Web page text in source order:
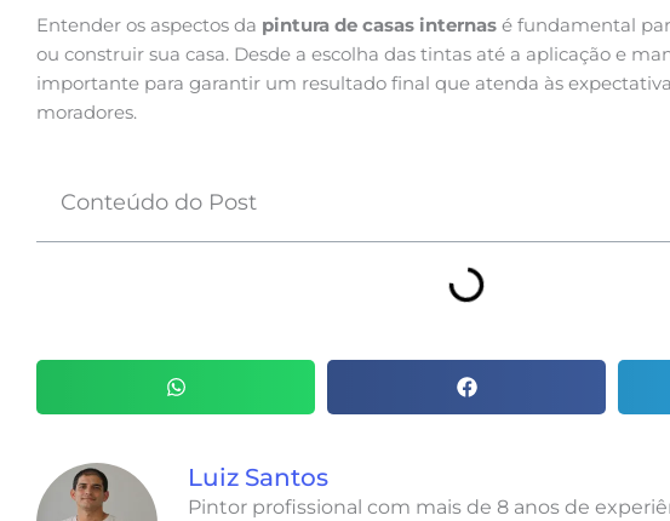
Entender os aspectos da pintura de casas internas é fundamental
ou construir sua casa. Desde a escolha das tintas até a aplicação e
importante para garantir um resultado final que atenda às
moradores.
Conteúdo do Post
Luiz Santos
Pintor profissional com mais de 8 anos de